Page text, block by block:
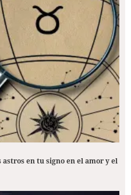
en tu signo en el amor y el